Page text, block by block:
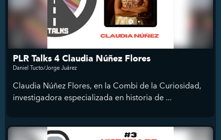
PLR Talks 4 Claudia Núñez Flores
Daniel Tucto/Jorge Juárez
Claudia Núñez Flores, en la Combi de la Curiosidad,
investigadora especializada en historia de ...